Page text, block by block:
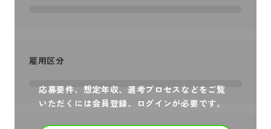
応募要件、想定年収、選考プロセスなどをご覧
いただくには会員登録、ログインが必要です。
雇用区分